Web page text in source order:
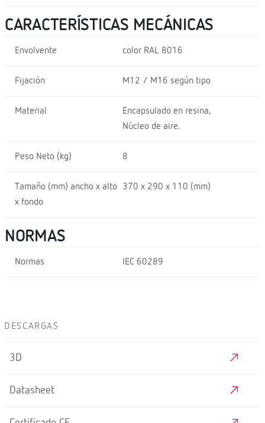
CARACTERÍSTICAS MECÁNICAS
Envolvente color RAL 8016
Fijación M12 / M16 según tipo
Material
Encapsulado en resina,
Núcleo de aire.
Peso Neto (kg) 8
Tamaño (mm) ancho x alto
x fondo
370 x 290 x 110 (mm)
NORMAS
Normas IEC 60289
DESCARGAS
3D
Datasheet